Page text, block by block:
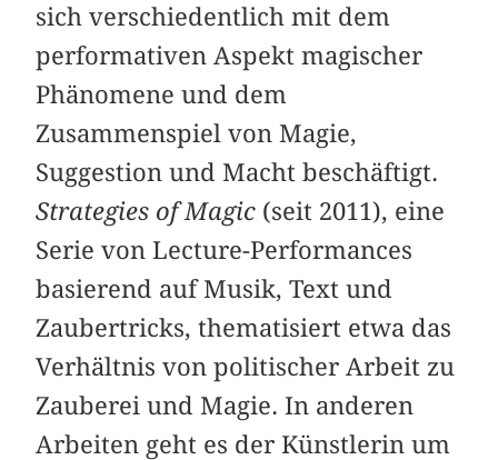
sich verschiedentlich mit dem
performativen Aspekt magischer
Phänomene und dem
Zusammenspiel von Magie,
Suggestion und Macht beschäftigt.
Strategies of Magic (seit 2011), eine
Serie von Lecture-Performances
basierend auf Musik, Text und
Zaubertricks, thematisiert etwa das
Verhältnis von politischer Arbeit zu
Zauberei und Magie. In anderen
Arbeiten geht es der Künstlerin um